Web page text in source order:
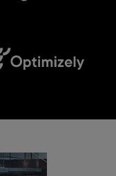
Optimizely